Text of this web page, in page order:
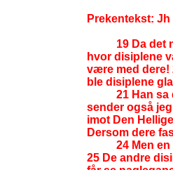
Prekentekst: Jh
19 Da det
hvor disiplene
være med dere!
ble disiplene
21 Han
sender også
imot Den
Dersom dere
24 Men
25 De andre